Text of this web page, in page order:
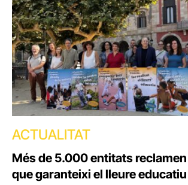
ACTUALITAT
Més de 5.000 entitats
que garanteixi el lleure educatiu